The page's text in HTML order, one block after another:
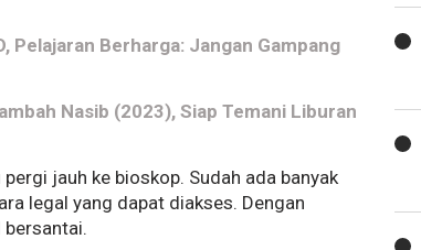
Pelajaran Berharga: Jangan Gampang
Nasib (2023), Siap Temani Liburan
jauh ke bioskop. Sudah ada banyak
legal yang dapat diakses. Dengan